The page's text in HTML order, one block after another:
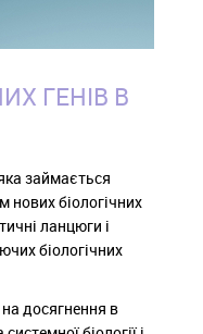
ГЕНІВ В
займається
нових біологічних
ланцюги і
біологічних
досягнення в